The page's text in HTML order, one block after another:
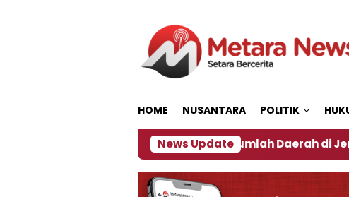
HOME NUSANTARA POLITIK
News Update
Dampak El Nino, Sejumlah Daerah di Jember